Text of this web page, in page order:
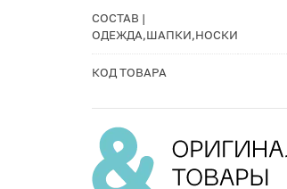
СОСТАВ |
ОДЕЖДА,ШАПКИ,НОСКИ
КОД ТОВАРА